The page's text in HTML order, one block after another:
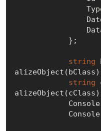
string
string